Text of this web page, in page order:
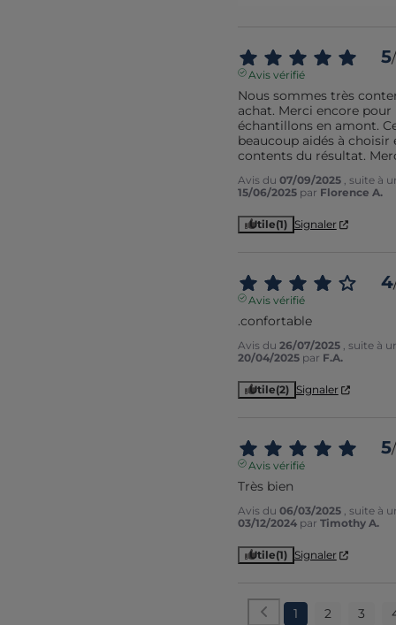
5/
Avis vérifié
Nous sommes très
achat. Merci encore pour
échantillons en amont.
beaucoup aidés à choisir
contents du résultat.
Avis du 07/09/2025 , suite à
15/06/2025 par Florence A.
Utile(1) Signaler
4
Avis vérifié
.confortable
Avis du 26/07/2025 , suite à
20/04/2025 par F.A.
Utile(2) Signaler
5/
Avis vérifié
Très bien
Avis du 06/03/2025 , suite à
03/12/2024 par Timothy A.
Utile(1) Signaler
1 2 3